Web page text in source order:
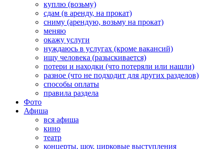
куплю (возьму)
сдам (в аренду, на прокат)
сниму (арендую, возьму на прокат)
меняю
окажу услуги
нуждаюсь в услугах (кроме вакансий)
ищу человека (разыскивается)
потери и находки (что потеряли или нашли)
разное (что не подходит для других разделов)
способы оплаты
правила раздела
Фото
Афиша
вся афиша
кино
театр
концерты, шоу, цирковые выступления